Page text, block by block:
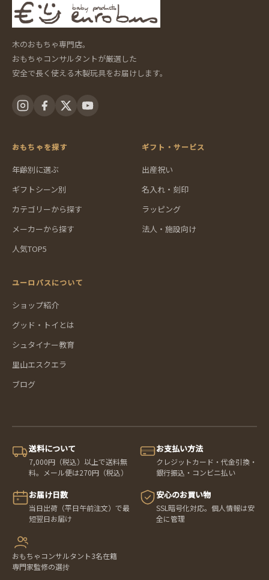
木のおもちゃ専門店。
おもちゃコンサルタントが厳選した
安全で長く使える木製玩具をお届けします。
おもちゃを探す
年齢別に選ぶ
ギフトシーン別
カテゴリーから探す
メーカーから探す
人気TOP5
ギフト・サービス
出産祝い
名入れ・刻印
ラッピング
法人・施設向け
ユーロバスについて
ショップ紹介
グッド・トイとは
シュタイナー教育
里山エスクエラ
ブログ
送料について
7,000円（税込）以上で送料無
料。メール便は270円（税込）
お支払い方法
クレジットカード・代金引換・
銀行振込・コンビニ払い
お届け日数
当日出荷（平日午前注文）で最
短翌日お届け
安心のお買い物
SSL暗号化対応。個人情報は安
全に管理
おもちゃコンサルタント3名在籍
専門家監修の選抟